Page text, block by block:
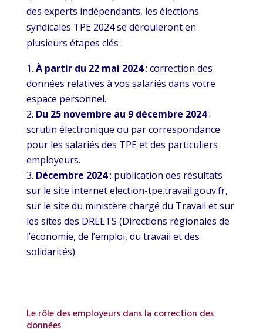
des experts indépendants, les élections
syndicales TPE 2024 se dérouleront en
plusieurs étapes clés :
À partir du 22 mai 2024: correction des
données relatives à vos salariés dans votre
espace personnel.
Du 25 novembre au 9 décembre 2024:
scrutin électronique ou par correspondance
pour les salariés des TPE et des particuliers
employeurs.
Décembre 2024: publication des résultats
sur le site internet election-tpe.travail.gouv.fr,
sur le site du ministère chargé du Travail et sur
les sites des DREETS (Directions régionales de
l’économie, de l’emploi, du travail et des
solidarités).
Le rôle des employeurs dans la correction des
données